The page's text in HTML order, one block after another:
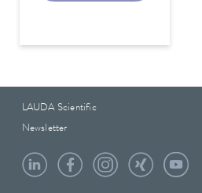
LAUDA Scientific
Newsletter